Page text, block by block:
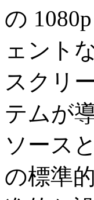
の
ェント
スクリ
テムが
ソース
の標準